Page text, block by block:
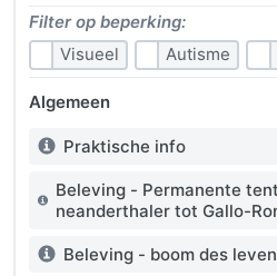
Filter op beperking:
Visueel
Autisme
Algemeen
Info:Praktische info
Info:
Beleving - Permanente
neanderthaler tot Gallo-
Info:Beleving - boom des